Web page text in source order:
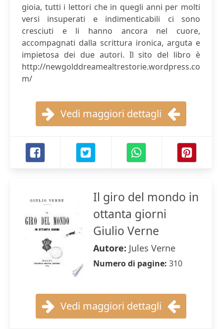
gioia, tutti i lettori che in quegli anni per molti
versi insuperati e indimenticabili ci sono
cresciuti e li hanno ancora nel cuore,
accompagnati dalla scrittura ironica, arguta e
impietosa dei due autori. Il sito del libro è
http://newgolddreamealtrestorie.wordpress.co
m/
Vedi maggiori dettagli
Il giro del mondo in
ottanta giorni
Giulio Verne
Autore: Jules Verne
Numero di pagine: 310
Vedi maggiori dettagli